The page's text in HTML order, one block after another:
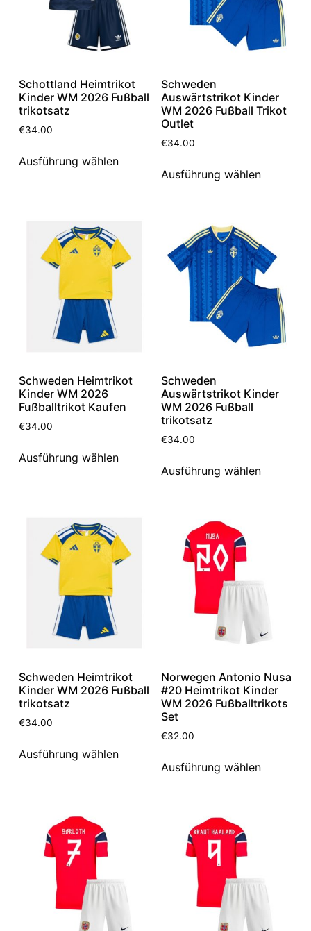
Schottland Heimtrikot
Kinder WM 2026 Fußball
trikotsatz
€34.00
Ausführung wählen
Schweden
Auswärtstrikot Kinder
WM 2026 Fußball Trikot
Outlet
€34.00
Ausführung wählen
Schweden Heimtrikot
Kinder WM 2026
Fußballtrikot Kaufen
€34.00
Ausführung wählen
Schweden
Auswärtstrikot Kinder
WM 2026 Fußball
trikotsatz
€34.00
Ausführung wählen
Schweden Heimtrikot
Kinder WM 2026 Fußball
trikotsatz
€34.00
Ausführung wählen
Norwegen Antonio Nusa
#20 Heimtrikot Kinder
WM 2026 Fußballtrikots
Set
€32.00
Ausführung wählen